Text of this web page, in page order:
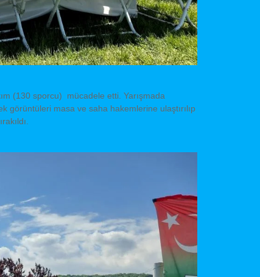
(130 sporcu) mücadele etti. Yarışmada
görüntüleri masa ve saha hakemlerine ulaştırılıp